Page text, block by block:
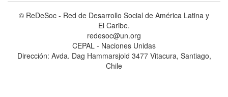
© ReDeSoc - Red de Desarrollo Social de América Latina y
El Caribe.
redesoc@un.org
CEPAL - Naciones Unidas
Dirección: Avda. Dag Hammarsjold 3477 Vitacura, Santiago,
Chile